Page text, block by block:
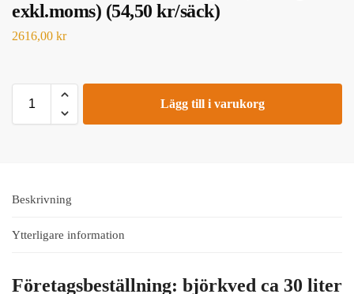
exkl.moms) (54,50 kr/säck)
2616,00 kr
Lägg till i varukorg
Beskrivning
Ytterligare information
Företagsbeställning: björkved ca 30 liter